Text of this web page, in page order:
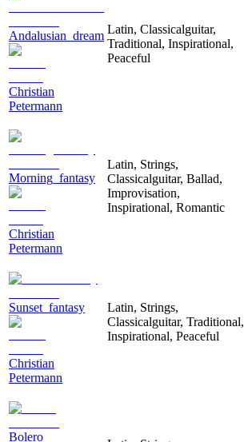
Andalusian_dream
Christian
Petermann
Latin, Classicalguitar,
Traditional, Inspirational,
Peaceful
Morning_fantasy
Christian
Petermann
Latin, Strings,
Classicalguitar, Ballad,
Improvisation,
Inspirational, Romantic
Sunset_fantasy
Christian
Petermann
Latin, Strings,
Classicalguitar, Traditional,
Inspirational, Peaceful
Bolero